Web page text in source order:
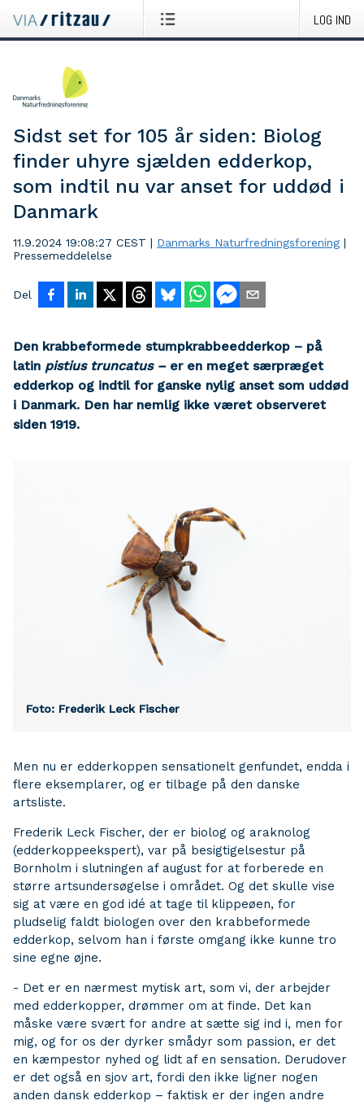
LOG IND
Sidst set for 105 år siden: Biolog
finder uhyre sjælden edderkop,
som indtil nu var anset for uddød i
Danmark
11.9.2024 19:08:27 CEST | Danmarks Naturfredningsforening |
Pressemeddelelse
Del
Den krabbeformede stumpkrabbeedderkop – på
latin pistius truncatus – er en meget særpræget
edderkop og indtil for ganske nylig anset som uddød
i Danmark. Den har nemlig ikke været observeret
siden 1919.
Foto: Frederik Leck Fischer
Men nu er edderkoppen sensationelt genfundet, endda i
flere eksemplarer, og er tilbage på den danske
artsliste.
Frederik Leck Fischer, der er biolog og araknolog
(edderkoppeekspert), var på besigtigelsestur på
Bornholm i slutningen af august for at forberede en
større artsundersøgelse i området. Og det skulle vise
sig at være en god idé at tage til klippeøen, for
pludselig faldt biologen over den krabbeformede
edderkop, selvom han i første omgang ikke kunne tro
sine egne øjne.
- Det er en nærmest mytisk art, som vi, der arbejder
med edderkopper, drømmer om at finde. Det kan
måske være svært for andre at sætte sig ind i, men for
mig, og for os der dyrker smådyr som passion, er det
en kæmpestor nyhed og lidt af en sensation. Derudover
er det også en sjov art, fordi den ikke ligner nogen
anden dansk edderkop – faktisk er der ingen andre